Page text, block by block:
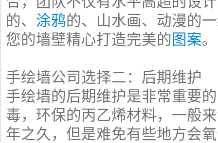
的、 涂鸦的、山水画、动漫的
您的墙壁精心打造完美的 图案。
手绘墙公司选择二：后期维护
手绘墙的后期维护是非常重要
毒，环保的丙乙烯材料，一般
年之久，但是难免有些地方会